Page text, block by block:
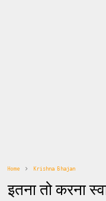
Home Krishna Bhajan
इतना तो करना